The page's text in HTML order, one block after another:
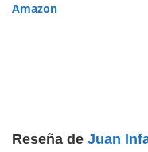
Amazon
Reseña de Juan